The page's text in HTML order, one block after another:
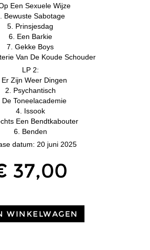
Een Sexuele Wijze
Bewuste Sabotage
5. Prinsjesdag
6. Een Barkie
7. Gekke Boys
Van De Koude Schouder
LP 2:
Er Zijn Weer Dingen
2. Psychantisch
De Toneelacademie
4. Issook
Een Bendtkabouter
6. Benden
datum: 20 juni 2025
37,00
WINKELWAGEN